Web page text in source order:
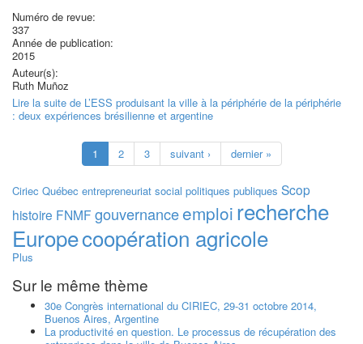
Numéro de revue:
337
Année de publication:
2015
Auteur(s):
Ruth Muñoz
Lire la suite de L’ESS produisant la ville à la périphérie de la périphérie
: deux expériences brésilienne et argentine
1 2 3 suivant › dernier »
Ciriec Québec entrepreneuriat social politiques publiques Scop
histoire FNMF gouvernanceemploi recherche
Europecoopération agricole
Plus
Sur le même thème
30e Congrès international du CIRIEC, 29-31 octobre 2014,
Buenos Aires, Argentine
La productivité en question. Le processus de récupération des